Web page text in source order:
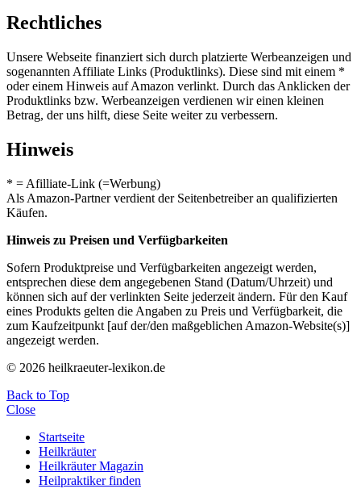
Rechtliches
Unsere Webseite finanziert sich durch platzierte Werbeanzeigen und
sogenannten Affiliate Links (Produktlinks). Diese sind mit einem *
oder einem Hinweis auf Amazon verlinkt. Durch das Anklicken der
Produktlinks bzw. Werbeanzeigen verdienen wir einen kleinen
Betrag, der uns hilft, diese Seite weiter zu verbessern.
Hinweis
* = Afilliate-Link (=Werbung)
Als Amazon-Partner verdient der Seitenbetreiber an qualifizierten
Käufen.
Hinweis zu Preisen und Verfügbarkeiten
Sofern Produktpreise und Verfügbarkeiten angezeigt werden,
entsprechen diese dem angegebenen Stand (Datum/Uhrzeit) und
können sich auf der verlinkten Seite jederzeit ändern. Für den Kauf
eines Produkts gelten die Angaben zu Preis und Verfügbarkeit, die
zum Kaufzeitpunkt [auf der/den maßgeblichen Amazon-Website(s)]
angezeigt werden.
© 2026 heilkraeuter-lexikon.de
Back to Top
Close
Startseite
Heilkräuter
Heilkräuter Magazin
Heilpraktiker finden